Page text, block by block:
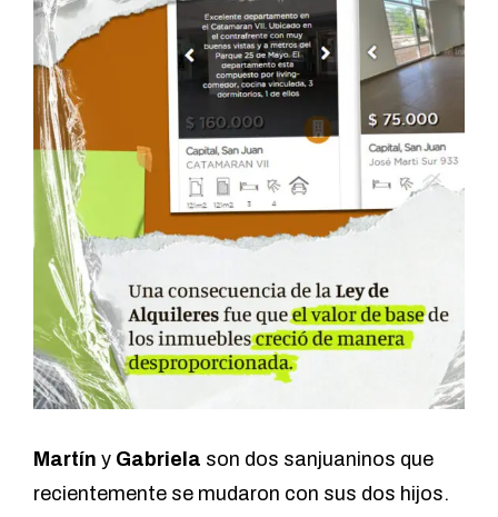
Martín y Gabriela son dos sanjuaninos que
recientemente se mudaron con sus dos hijos.